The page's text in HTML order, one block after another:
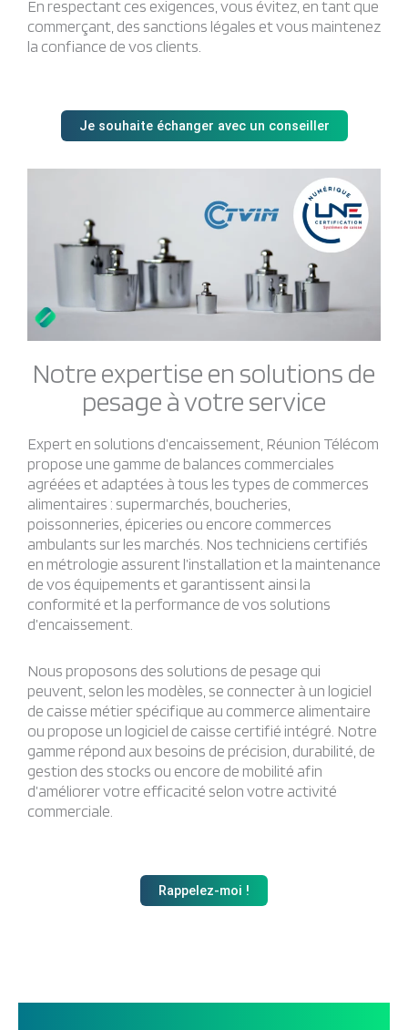
En respectant ces exigences, vous évitez, en tant que
commerçant, des sanctions légales et vous maintenez
la confiance de vos clients.
Je souhaite échanger avec un conseiller
Notre expertise en solutions de
pesage à votre service
Expert en solutions d’encaissement, Réunion Télécom
propose une gamme de balances commerciales
agréées et adaptées à tous les types de commerces
alimentaires : supermarchés, boucheries,
poissonneries, épiceries ou encore commerces
ambulants sur les marchés. Nos techniciens certifiés
en métrologie assurent l’installation et la maintenance
de vos équipements et garantissent ainsi la
conformité et la performance de vos solutions
d’encaissement.
Nous proposons des solutions de pesage qui
peuvent, selon les modèles, se connecter à un logiciel
de caisse métier spécifique au commerce alimentaire
ou propose un logiciel de caisse certifié intégré. Notre
gamme répond aux besoins de précision, durabilité, de
gestion des stocks ou encore de mobilité afin
d’améliorer votre efficacité selon votre activité
commerciale.
Rappelez-moi !